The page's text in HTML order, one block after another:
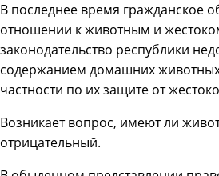
В последнее время гражданское
отношении к животным и
законодательство республики
содержанием домашних
частности по их защите от
Возникает вопрос, имеют ли
отрицательный.